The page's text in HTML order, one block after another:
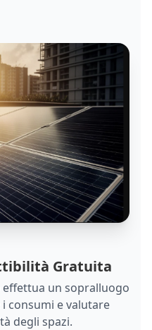
Gratuita
un sopralluogo
consumi e valutare
degli spazi.